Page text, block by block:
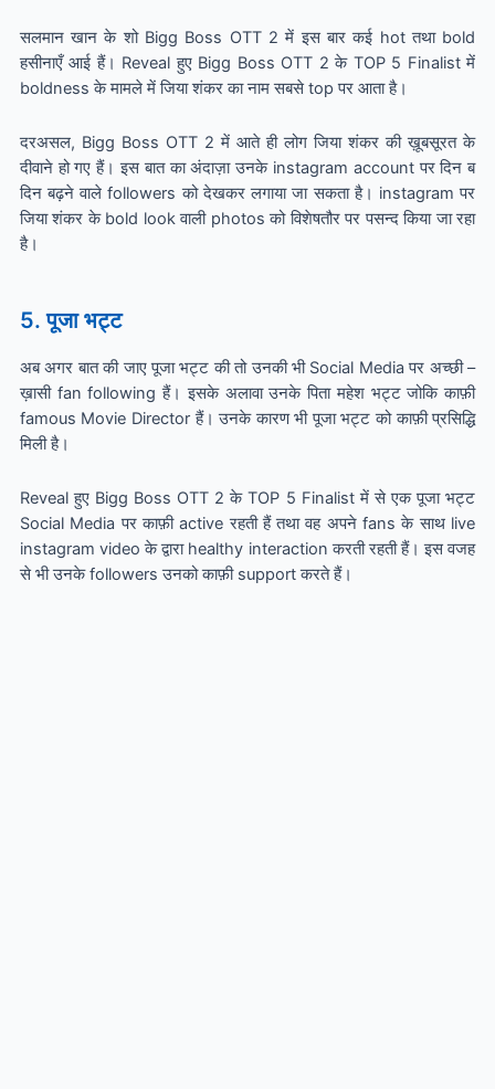
सलमान खान के शो Bigg Boss OTT 2 में इस बार कई hot तथा bold
हसीनाएँ आई हैं। Reveal हुए Bigg Boss OTT 2 के TOP 5 Finalist में
boldness के मामले में जिया शंकर का नाम सबसे top पर आता है।
दरअसल, Bigg Boss OTT 2 में आते ही लोग जिया शंकर की ख़ूबसूरत के
दीवाने हो गए हैं। इस बात का अंदाज़ा उनके instagram account पर दिन ब
दिन बढ़ने वाले followers को देखकर लगाया जा सकता है। instagram पर
जिया शंकर के bold look वाली photos को विशेषतौर पर पसन्द किया जा रहा
है।
5. पूजा भट्ट
अब अगर बात की जाए पूजा भट्ट की तो उनकी भी Social Media पर अच्छी –
ख़ासी fan following हैं। इसके अलावा उनके पिता महेश भट्ट जोकि काफ़ी
famous Movie Director हैं। उनके कारण भी पूजा भट्ट को काफ़ी प्रसिद्धि
मिली है।
Reveal हुए Bigg Boss OTT 2 के TOP 5 Finalist में से एक पूजा भट्ट
Social Media पर काफ़ी active रहती हैं तथा वह अपने fans के साथ live
instagram video के द्वारा healthy interaction करती रहती हैं। इस वजह
से भी उनके followers उनको काफ़ी support करते हैं।